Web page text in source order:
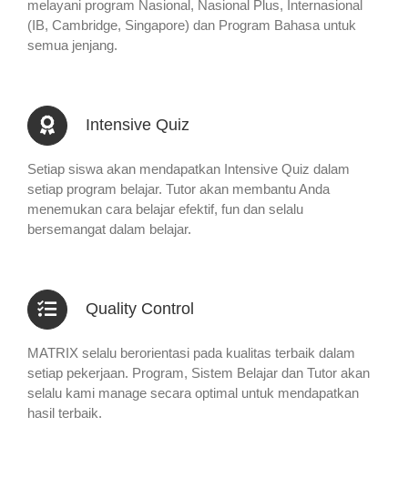
melayani program Nasional, Nasional Plus, Internasional
(IB, Cambridge, Singapore) dan Program Bahasa untuk
semua jenjang.
Intensive Quiz
Setiap siswa akan mendapatkan Intensive Quiz dalam
setiap program belajar. Tutor akan membantu Anda
menemukan cara belajar efektif, fun dan selalu
bersemangat dalam belajar.
Quality Control
MATRIX selalu berorientasi pada kualitas terbaik dalam
setiap pekerjaan. Program, Sistem Belajar dan Tutor akan
selalu kami manage secara optimal untuk mendapatkan
hasil terbaik.